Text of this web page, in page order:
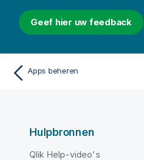
Geef hier uw feedback
Apps beheren
Hulpbronnen
Qlik Help-video's